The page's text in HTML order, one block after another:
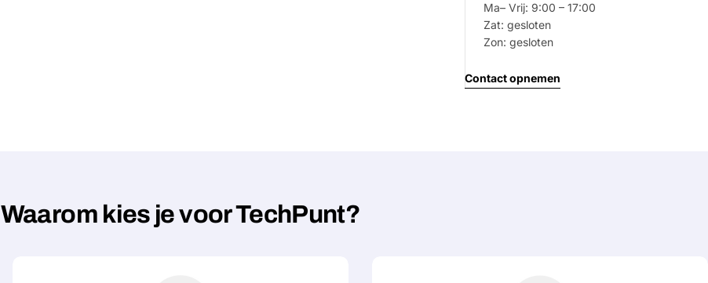
telefoon
Ma– Vrij: 9:00 – 17:00
Zat: gesloten
Zon: gesloten
Contact opnemen
Waarom kies je voor TechPunt?